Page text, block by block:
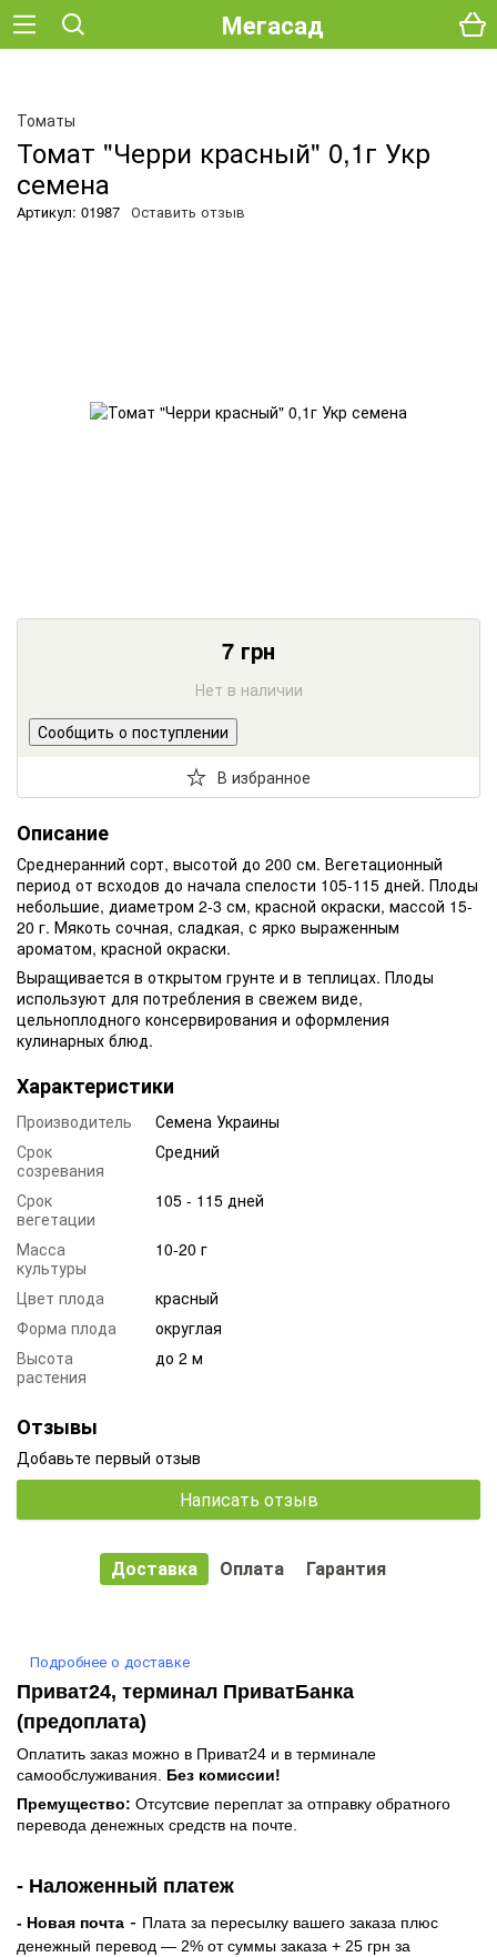
Мегасад
Томаты
Томат "Черри красный" 0,1г Укр
семена
Артикул: 01987 Оставить отзыв
7 грн
Нет в наличии
Сообщить о поступлении
В избранное
Описание
Среднеранний сорт, высотой до 200 см. Вегетационный
период от всходов до начала спелости 105-115 дней. Плоды
небольшие, диаметром 2-3 см, красной окраски, массой 15-
20 г. Мякоть сочная, сладкая, с ярко выраженным
ароматом, красной окраски.
Выращивается в открытом грунте и в теплицах. Плоды
используют для потребления в свежем виде,
цельноплодного консервирования и оформления
кулинарных блюд.
Характеристики
Производитель
Семена Украины
Срок
созревания
Средний
Срок
вегетации
105 - 115 дней
Масса
культуры
10-20 г
Цвет плода
красный
Форма плода
округлая
Высота
растения
до 2 м
Отзывы
Добавьте первый отзыв
Написать отзыв
Доставка Оплата Гарантия
Подробнее о доставке
Приват24, терминал ПриватБанка
(предоплата)
Оплатить заказ можно в Приват24 и в терминале
самообслуживания. Без комиссии!
Премущество: Отсутсвие переплат за отправку обратного
перевода денежных средств на почте.
- Наложенный платеж
- Новая почта - Плата за пересылку вашего заказа плюс
денежный перевод — 2% от суммы заказа + 25 грн за